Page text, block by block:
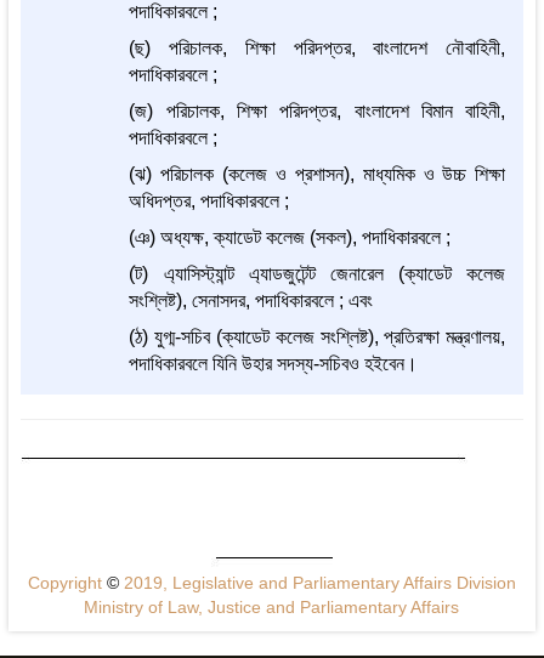
পদাধিকারবলে ;
(ছ) পরিচালক, শিক্ষা পরিদপ্তর, বাংলাদেশ নৌবাহিনী,
পদাধিকারবলে ;
(জ) পরিচালক, শিক্ষা পরিদপ্তর, বাংলাদেশ বিমান বাহিনী,
পদাধিকারবলে ;
(ঝ) পরিচালক (কলেজ ও প্রশাসন), মাধ্যমিক ও উচ্চ শিক্ষা
অধিদপ্তর, পদাধিকারবলে ;
(ঞ) অধ্যক্ষ, ক্যাডেট কলেজ (সকল), পদাধিকারবলে ;
(ট) এ্যাসিস্ট্যান্ট এ্যাডজুটেন্ট জেনারেল (ক্যাডেট কলেজ
সংশ্লিষ্ট), সেনাসদর, পদাধিকারবলে ; এবং
(ঠ) যুগ্ম-সচিব (ক্যাডেট কলেজ সংশ্লিষ্ট), প্রতিরক্ষা মন্ত্রণালয়,
পদাধিকারবলে যিনি উহার সদস্য-সচিবও হইবেন।
Copyright ©2019, Legislative and Parliamentary Affairs Division
Ministry of Law, Justice and Parliamentary Affairs